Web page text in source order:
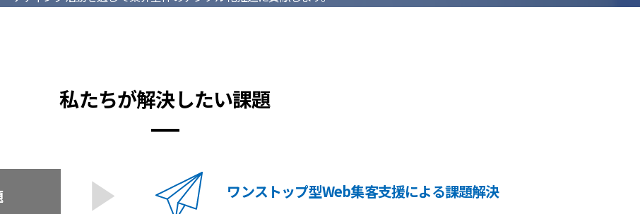
私たちが解決したい課題
ワンストップ型Web集客支援による課題解決